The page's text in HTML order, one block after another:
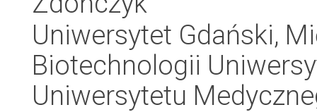
Uniwersytet Gdański,
Biotechnologii
Uniwersytetu